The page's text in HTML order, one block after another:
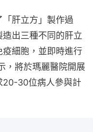
肝立方」製作過
出三種不同的肝立
細胞，並即時進行
，將於瑪麗醫院開展
20-30位病人參與計